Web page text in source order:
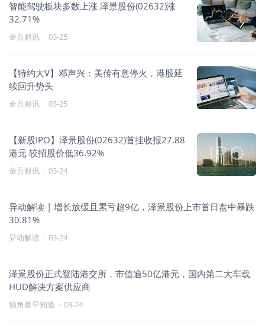
智能驾驶板块多数上涨 泽景股份(02632)涨
32.71%
金吾财讯 · 03-25
【特约大V】邓声兴：美传有意停火，港股延
续回升势头
金吾财讯 · 03-25
【新股IPO】泽景股份(02632)首挂收报27.88
港元 较招股价低36.92%
金吾财讯 · 03-24
异动解读 | 增长放缓且累亏超9亿，泽景股份上市首日盘中暴跌
30.81%
异动解读 · 03-24
泽景股份正式登陆港交所，市值逾50亿港元，国内第二大车载
HUD解决方案供应商
独角兽早知道 · 03-24